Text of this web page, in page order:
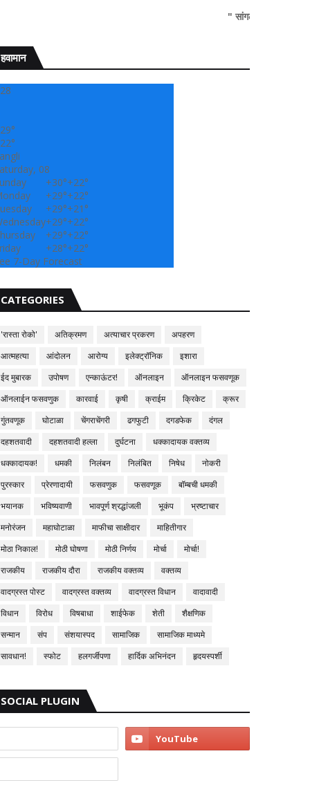
" सांगली दर्पण न्यूज वर आपल्या
हवामान
28
29°
22°
08
+30°+22°
+29°+22°
+29°+21°
+29°+22°
+29°+22°
+28°+22°
7-Day Forecast
CATEGORIES
'रास्ता रोको' अतिक्रमण अत्याचार प्रकरण
अपहरण
आत्महत्या
आंदोलन आरोग्य इलेक्ट्रॉनिक
इशारा
ईद मुबारक
उपोषण एन्काऊंटर! ऑनलाइन
ऑनलाइन फसवणूक
ऑनलाईन फसवणुक
कारवाई कृषी क्राईम क्रिकेट
क्रूर
गुंतवणूक
घोटाळा चेंगराचेंगरी ढगफुटी दगडफेक
दंगल
दहशतवादी
दहशतवादी हल्ला दुर्घटना
धक्कादायक वक्तव्य
धक्कादायक!
धमकी निलंबन निलंबित निषेध
नोकरी
पुरस्कार
प्रेरणादायी फसवणुक फसवणूक
बॉम्बची धमकी
भयानक
भविष्यवाणी भावपूर्ण श्रद्धांजली भूकंप
भ्रष्टाचार
मनोरंजन
महाघोटाळा माफीचा साक्षीदार
माहितीगार
मोठा निकाल!
मोठी घोषणा मोठी निर्णय मोर्चा
मोर्चा!
राजकीय
राजकीय दौरा राजकीय वक्तव्य
वक्तव्य
वादग्रस्त पोस्ट
वादग्रस्त वक्तव्य वादग्रस्त विधान
वादावादी
विधान
विरोध विषबाधा शाईफेक शेती
शैक्षणिक
सन्मान
संप संशयास्पद सामाजिक
सामाजिक माध्यमे
सावधान!
स्फोट हलगर्जीपणा हार्दिक अभिनंदन हृदयस्पर्शी
SOCIAL PLUGIN